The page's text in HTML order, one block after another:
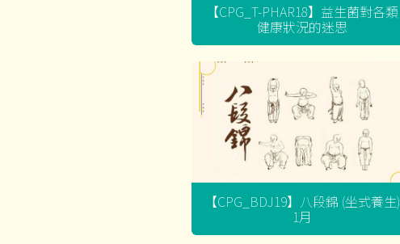
【CPG_T-PHAR18】益生菌對各類
健康狀況的迷思
【CPG_BDJ19】八段錦 (坐式養生)
1月